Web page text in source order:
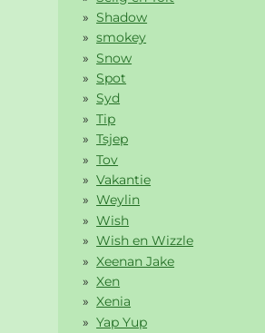
Shadow
smokey
Snow
Spot
Syd
Tip
Tsjep
Tov
Vakantie
Weylin
Wish
Wish en Wizzle
Xeenan Jake
Xen
Xenia
Yap Yup